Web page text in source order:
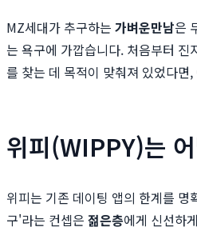
MZ세대가 추구하는 가벼운만남은
는 욕구에 가깝습니다. 처음부터
를 찾는 데 목적이 맞춰져 있었다
위피(WIPPY)는
위피는 기존 데이팅 앱의 한계를
구'라는 컨셉은 젊은층에게 신선하